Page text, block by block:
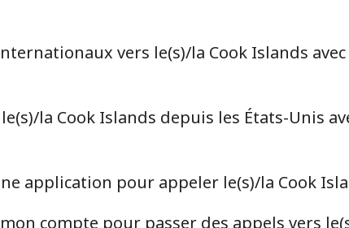
4 min pour ⁦$5⁩
4 min pour ⁦$5⁩
90 min pour ⁦$5⁩
vers le(s)/la Cook Islands avec
la Cook Islands depuis les États-Unis
application pour appeler le(s)/la Cook
compte pour passer des appels vers